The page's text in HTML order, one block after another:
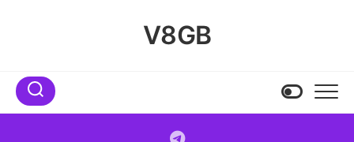
V8GB